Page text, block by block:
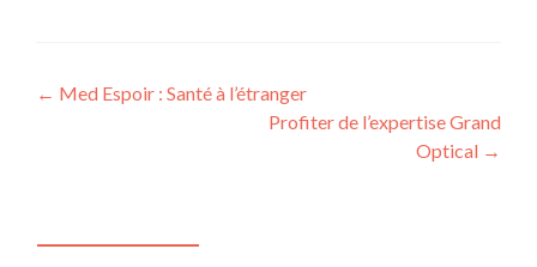
Navigation
← Med Espoir : Santé à l’étranger
Profiter de l’expertise Grand
Optical →